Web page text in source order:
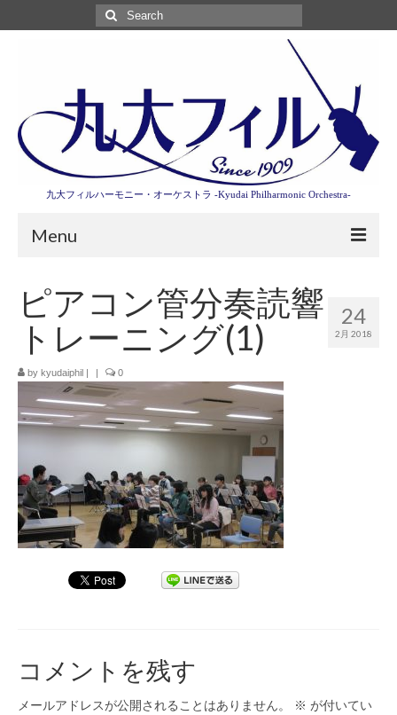
Search
for:
九大フィルハーモニー・オーケストラ -Kyudai Philharmonic Orchestra-
Menu
第3回東京特別演奏会特設ページ
演奏会情報
卒業記念演奏会2027
九大フィルとは
九大フィルの歴史
ご寄付のお願い
演奏会の歴史
出張演奏
九大フィル特集ページ
24
2月 2018
ピアコン管分奏読響
トレーニング(1)
by kyudaiphil 0
コメントを残す
メールアドレスが公開されることはありません。 ※ が付いてい